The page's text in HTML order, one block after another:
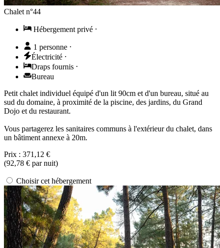
Chalet n°44
Hébergement privé ⋅
1 personne ⋅
Électricité ⋅
Draps fournis ⋅
Bureau
Petit chalet individuel équipé d'un lit 90cm et d'un bureau, situé au
sud du domaine, à proximité de la piscine, des jardins, du Grand
Dojo et du restaurant.
Vous partagerez les sanitaires communs à l'extérieur du chalet, dans
un bâtiment annexe à 20m.
Prix : 371,12 €
(92,78 € par nuit)
Choisir cet hébergement